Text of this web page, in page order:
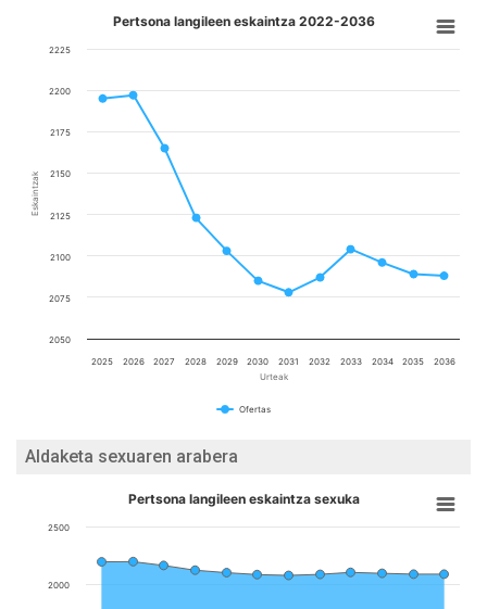
Urteak
Eskaintzak
Pertsona langileen eskaintza 2022-2036
Ofertas
2025 2026 2027 2028 2029 2030 2031 2032 2033 2034 2035 2036
2050
2075
2100
2125
2150
2175
2200
2225
Aldaketa sexuaren arabera
Pertsona langileen eskaintza sexuka
2000
2500